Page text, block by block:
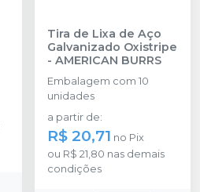
Tira de Lixa de Aço
Galvanizado Oxistripe
- AMERICAN BURRS
Embalagem com 10
unidades
a partir de:
R$ 20,71 no Pix
ou R$ 21,80 nas demais
condições